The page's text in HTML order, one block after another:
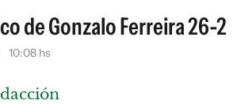
de Gonzalo Ferreira 26-2
10:08 hs